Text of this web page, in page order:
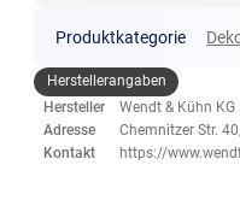
Produktkategorie
Herstellerangaben
Hersteller
Wendt & Kühn KG
Adresse
Chemnitzer Str.
Kontakt
https://